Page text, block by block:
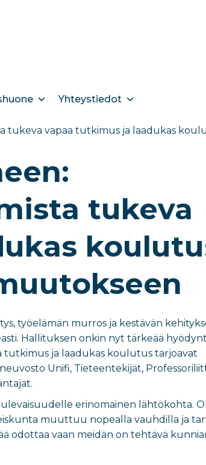
Yhteystiedot
tukeva vapaa tutkimus ja laadukas
tukeva
työelämän murros ja kestävän
Hallituksen onkin nyt tärkeää
tutkimus ja laadukas koulutus tarjoavat
Unifi, Tieteentekijät,
erinomainen lähtökohta.
muuttuu nopealla vauhdilla ja
odottaa vaan meidän on tehtävä